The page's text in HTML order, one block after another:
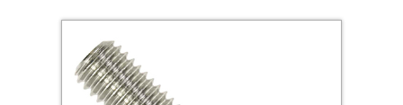
Заклепки (Гайки-Заклепки)